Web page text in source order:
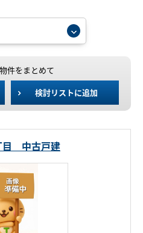
件をまとめて
検討リストに追加
目 中古戸建